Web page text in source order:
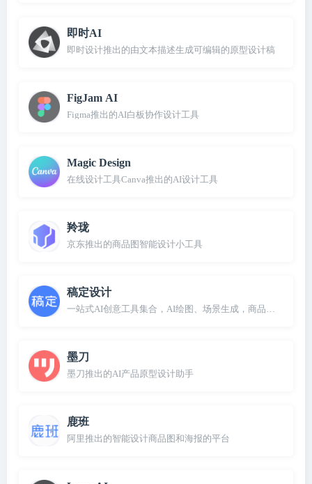
即时AI
即时设计推出的由文本描述生成可编辑的原型设计稿
FigJam AI
Figma推出的AI白板协作设计工具
Magic Design
在线设计工具Canva推出的AI设计工具
羚珑
京东推出的商品图智能设计小工具
稿定设计
一站式AI创意工具集合，AI绘图、场景生成，商品合成
墨刀
墨刀推出的AI产品原型设计助手
鹿班
阿里推出的智能设计商品图和海报的平台